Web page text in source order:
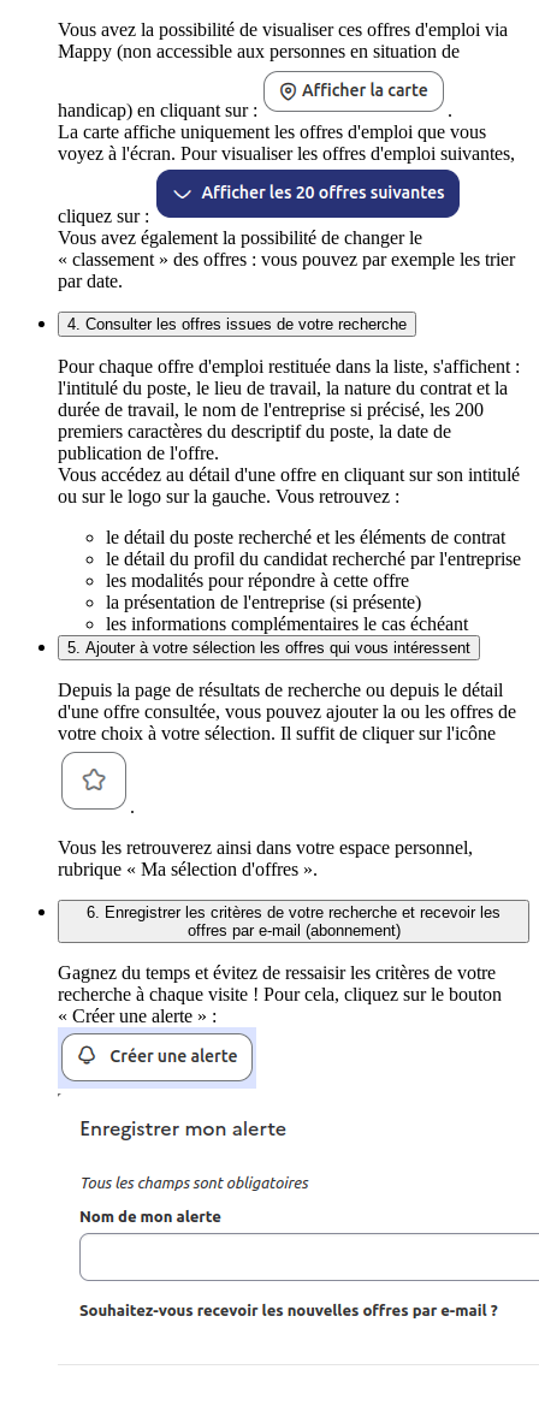
Vous avez la possibilité de visualiser ces offres d'emploi via
Mappy (non accessible aux personnes en situation de
handicap) en cliquant sur :
.
La carte affiche uniquement les offres d'emploi que vous
voyez à l'écran. Pour visualiser les offres d'emploi suivantes,
cliquez sur :
Vous avez également la possibilité de changer le
« classement » des offres : vous pouvez par exemple les trier
par date.
4. Consulter les offres issues de votre recherche
Pour chaque offre d'emploi restituée dans la liste, s'affichent :
l'intitulé du poste, le lieu de travail, la nature du contrat et la
durée de travail, le nom de l'entreprise si précisé, les 200
premiers caractères du descriptif du poste, la date de
publication de l'offre.
Vous accédez au détail d'une offre en cliquant sur son intitulé
ou sur le logo sur la gauche. Vous retrouvez :
le détail du poste recherché et les éléments de contrat
le détail du profil du candidat recherché par l'entreprise
les modalités pour répondre à cette offre
la présentation de l'entreprise (si présente)
les informations complémentaires le cas échéant
5. Ajouter à votre sélection les offres qui vous intéressent
Depuis la page de résultats de recherche ou depuis le détail
d'une offre consultée, vous pouvez ajouter la ou les offres de
votre choix à votre sélection. Il suffit de cliquer sur l'icône
.
Vous les retrouverez ainsi dans votre espace personnel,
rubrique « Ma sélection d'offres ».
6. Enregistrer les critères de votre recherche et recevoir les
offres par e-mail (abonnement)
Gagnez du temps et évitez de ressaisir les critères de votre
recherche à chaque visite ! Pour cela, cliquez sur le bouton
« Créer une alerte » :